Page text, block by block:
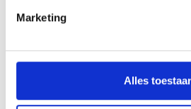
We gebruiken cookies om content
personaliseren, om functies voor
en om ons websiteverkeer te
informatie over uw gebruik van
partners voor social media,
Marketing
Alles
Landschappen
Eugène Smits